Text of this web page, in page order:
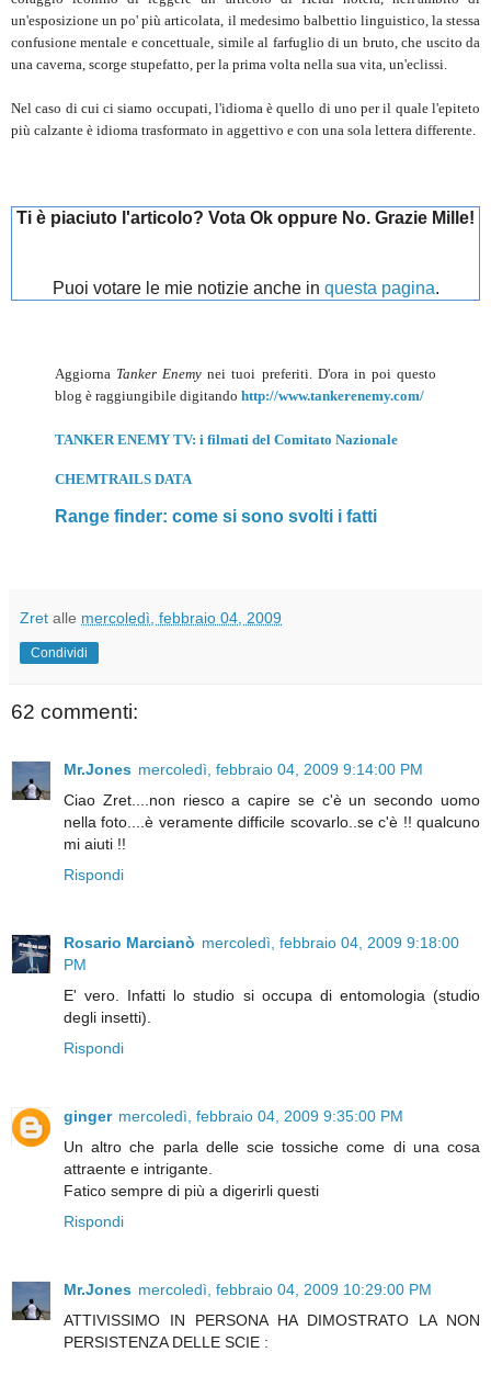
un'esposizione un po' più articolata, il medesimo balbettio linguistico, la stessa
confusione mentale e concettuale, simile al farfuglio di un bruto, che uscito da
una caverna, scorge stupefatto, per la prima volta nella sua vita, un'eclissi.
Nel caso di cui ci siamo occupati, l'idioma è quello di uno per il quale l'epiteto
più calzante è idioma trasformato in aggettivo e con una sola lettera differente.
Ti è piaciuto l'articolo? Vota Ok oppure No. Grazie Mille!
Puoi votare le mie notizie anche in questa pagina.
Aggiorna Tanker Enemy nei tuoi preferiti. D'ora in poi questo
blog è raggiungibile digitando http://www.tankerenemy.com/
TANKER ENEMY TV: i filmati del Comitato Nazionale
CHEMTRAILS DATA
Range finder: come si sono svolti i fatti
Zret alle mercoledì, febbraio 04, 2009
Condividi
62 commenti:
Mr.Jones mercoledì, febbraio 04, 2009 9:14:00 PM
Ciao Zret....non riesco a capire se c'è un secondo uomo
nella foto....è veramente difficile scovarlo..se c'è !! qualcuno
mi aiuti !!
Rispondi
Rosario Marcianò mercoledì, febbraio 04, 2009 9:18:00
PM
E' vero. Infatti lo studio si occupa di entomologia (studio
degli insetti).
Rispondi
ginger mercoledì, febbraio 04, 2009 9:35:00 PM
Un altro che parla delle scie tossiche come di una cosa
attraente e intrigante.
Fatico sempre di più a digerirli questi
Rispondi
Mr.Jones mercoledì, febbraio 04, 2009 10:29:00 PM
ATTIVISSIMO IN PERSONA HA DIMOSTRATO LA NON
PERSISTENZA DELLE SCIE :